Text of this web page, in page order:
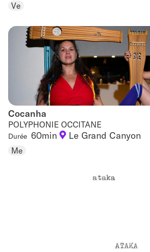
Ve
Cocanha
Cocanha
POLYPHONIE OCCITANE
Durée 60min Le Grand Canyon
Me